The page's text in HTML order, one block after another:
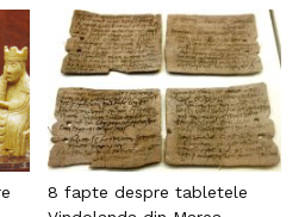
8 fapte despre tabletele